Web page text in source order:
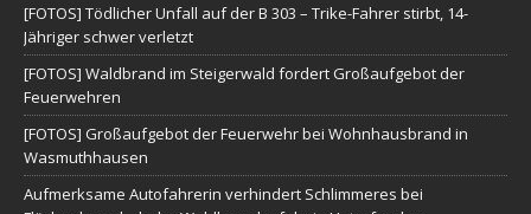
[FOTOS] Tödlicher Unfall auf der B 303 – Trike-Fahrer stirbt, 14-
Jähriger schwer verletzt
[FOTOS] Waldbrand im Steigerwald fordert Großaufgebot der
Feuerwehren
[FOTOS] Großaufgebot der Feuerwehr bei Wohnhausbrand in
Wasmuthhausen
Aufmerksame Autofahrerin verhindert Schlimmeres bei